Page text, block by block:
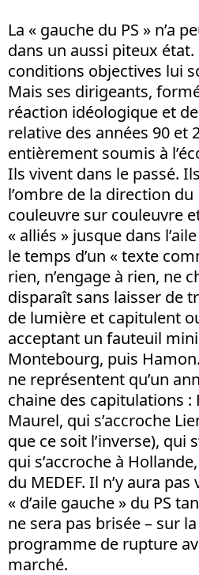
La « gauche du PS » n’a
dans un aussi piteux état.
conditions objectives lui
Mais ses dirigeants,
réaction idéologique et
relative des années 90 et
entièrement soumis à
Ils vivent dans le passé.
l’ombre de la direction du
couleuvre sur couleuvre
« alliés » jusque dans
le temps d’un « texte
rien, n’engage à rien, ne
disparaît sans laisser de
de lumière et capitulent
acceptant un fauteuil
Montebourg, puis
ne représentent qu’un
chaine des capitulations :
Maurel, qui s’accroche
que ce soit l’inverse), qui
qui s’accroche à
du MEDEF. Il n’y aura
« d’aile gauche » du PS
ne sera pas brisée – sur la
programme de rupture
marché.